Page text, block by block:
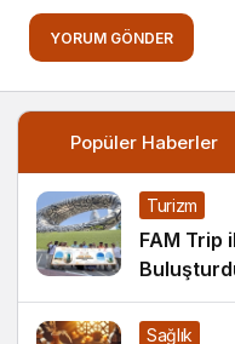
YORUM GÖNDER
Popüler Haberler
Turizm
FAM Trip
Sağlık